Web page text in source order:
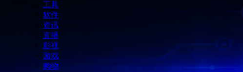
工具
软件
资讯
直播
影视
游戏
购物